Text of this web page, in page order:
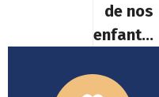
de nos
enfants »